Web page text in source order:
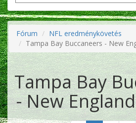
Fórum
NFL eredménykövetés
Tampa Bay Buccaneers - New
Tampa Bay
- New